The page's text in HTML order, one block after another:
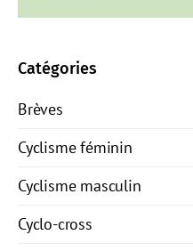
Catégories
Brèves
Cyclisme féminin
Cyclisme masculin
Cyclo-cross